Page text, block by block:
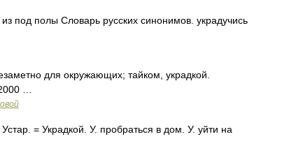
под полы Словарь русских синонимов. украдучись
для окружающих; тайком, украдкой.
…
= Украдкой. У. пробраться в дом. У. уйти на